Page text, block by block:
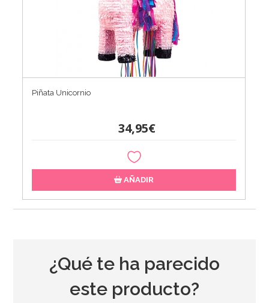
Piñata Unicornio
34,95€
AÑADIR
¿Qué te ha parecido
este producto?